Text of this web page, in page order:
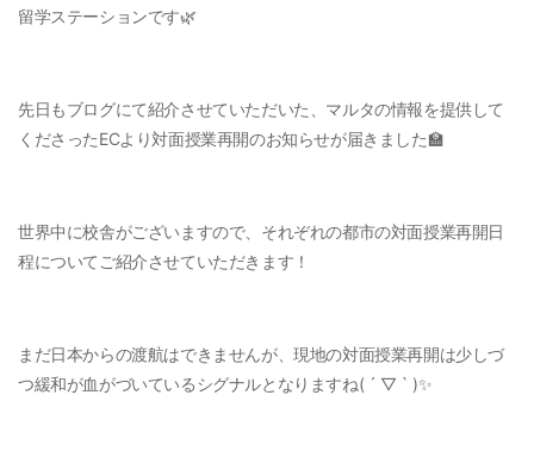
留学ステーションです🌿
先日もブログにて紹介させていただいた、マルタの情報を提供して
くださったECより対面授業再開のお知らせが届きました🏫
世界中に校舎がございますので、それぞれの都市の対面授業再開日
程についてご紹介させていただきます！
まだ日本からの渡航はできませんが、現地の対面授業再開は少しづ
つ緩和が血がづいているシグナルとなりますね( ´ ▽ ` )✨